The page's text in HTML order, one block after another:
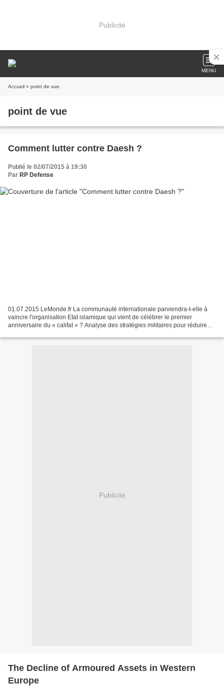
Publicité
MENU
Accueil » point de vue
point de vue
Comment lutter contre Daesh ?
Publié le 02/07/2015 à 19:30
Par RP Defense
01.07.2015 LeMonde.fr La communauté internationale parviendra-t-elle à
vaincre l'organisation Etat islamique qui vient de célébrer le premier
anniversaire du « califat » ? Analyse des stratégies militaires pour réduire
Publicité
The Decline of Armoured Assets in Western
Europe